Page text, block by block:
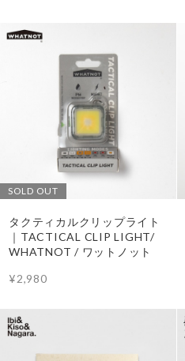
SOLD OUT
タクティカルクリップライト
｜TACTICAL CLIP LIGHT/
WHATNOT / ワットノット
¥2,980